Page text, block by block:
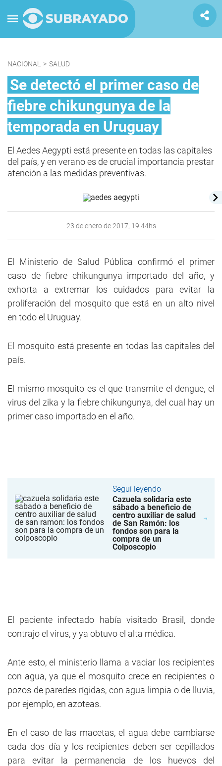
NACIONAL > SALUD
Se detectó el primer caso de
fiebre chikungunya de la
temporada en Uruguay
El Aedes Aegypti está presente en todas las capitales
del país, y en verano es de crucial importancia prestar
atención a las medidas preventivas.
23 de enero de 2017, 19:44hs
El Ministerio de Salud Pública confirmó el primer
caso de fiebre chikungunya importado del año, y
exhorta a extremar los cuidados para evitar la
proliferación del mosquito que está en un alto nivel
en todo el Uruguay.
El mosquito está presente en todas las capitales del
país.
El mismo mosquito es el que transmite el dengue, el
virus del zika y la fiebre chikungunya, del cual hay un
primer caso importado en el año.
Seguí leyendo
Cazuela solidaria este
sábado a beneficio de
centro auxiliar de salud
de San Ramón: los
fondos son para la
compra de un
Colposcopio
El paciente infectado había visitado Brasil, donde
contrajo el virus, y ya obtuvo el alta médica.
Ante esto, el ministerio llama a vaciar los recipientes
con agua, ya que el mosquito crece en recipientes o
pozos de paredes rígidas, con agua limpia o de lluvia,
por ejemplo, en azoteas.
En el caso de las macetas, el agua debe cambiarse
cada dos día y los recipientes deben ser cepillados
para evitar la permanencia de los huevos del